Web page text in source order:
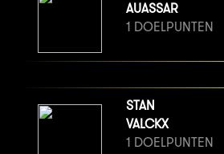
AUASSAR
1 DOELPUNTEN
STAN
VALCKX
1 DOELPUNTEN